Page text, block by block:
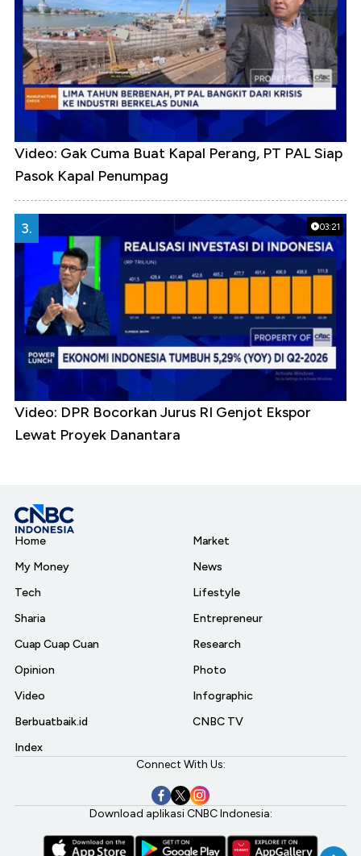
Video: Gak Cuma Buat Kapal Perang, PT PAL Siap
Pasok Kapal Penumpag
03:21
3.
Video: DPR Bocorkan Jurus RI Genjot Ekspor
Lewat Proyek Danantara
Home
My Money
Tech
Sharia
Cuap Cuap Cuan
Opinion
Video
Berbuatbaik.id
Index
Market
News
Lifestyle
Entrepreneur
Research
Photo
Infographic
CNBC TV
Connect With Us:
Download aplikasi CNBC Indonesia: